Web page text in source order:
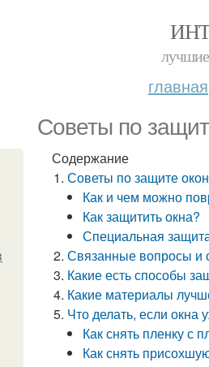
главная
Советы по
Содержание
Советы по защите
Как и чем можно
Как защитить окна?
Специальная
Связанные вопросы и
Какие есть способы
Какие материалы
Что делать, если окна
Как снять пленку с
Как снять